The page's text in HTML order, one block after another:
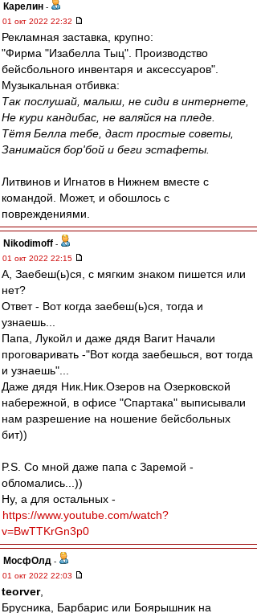
Карелин -
01 окт 2022 22:32
Рекламная заставка, крупно:
"Фирма "Изабелла Тыц". Производство
бейсбольного инвентаря и аксессуаров".
Музыкальная отбивка:
Так послушай, малыш, не сиди в интернете,
Не кури кандибас, не валяйся на пледе.
Тётя Белла тебе, даст простые советы,
Занимайся бор'бой и беги эстафеты.
Литвинов и Игнатов в Нижнем вместе с
командой. Может, и обошлось с
повреждениями.
Nikodimoff -
01 окт 2022 22:15
А, Заебеш(ь)ся, с мягким знаком пишется или
нет?
Ответ - Вот когда заебеш(ь)ся, тогда и
узнаешь...
Папа, Лукойл и даже дядя Вагит Начали
проговаривать -"Вот когда заебешься, вот тогда
и узнаешь"...
Даже дядя Ник.Ник.Озеров на Озерковской
набережной, в офисе "Спартака" выписывали
нам разрешение на ношение бейсбольных
бит))
P.S. Со мной даже папа с Заремой -
обломались...))
Ну, а для остальных -
https://www.youtube.com/watch?
v=BwTTKrGn3p0
МосфОлд -
01 окт 2022 22:03
teorver,
Брусника, Барбарис или Боярышник на